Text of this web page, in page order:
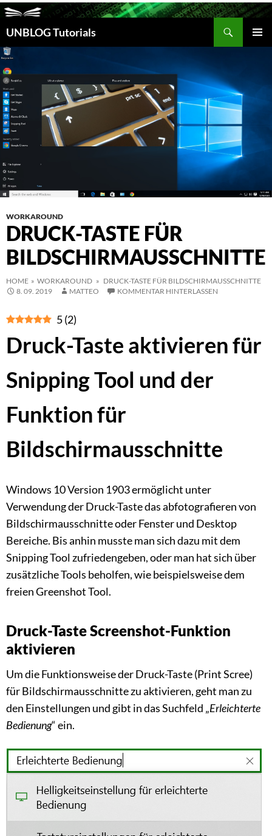
UNBLOG Tutorials
Suchen
INHALT
SPRINGEN
WORKAROUND
DRUCK-TASTE FÜR
BILDSCHIRMAUSSCHNITTE
HOME » WORKAROUND » DRUCK-TASTE FÜR BILDSCHIRMAUSSCHNITTE
8. 09. 2019
MATTEO KOMMENTAR HINTERLASSEN
5(2)
Druck-Taste aktivieren für
Snipping Tool und der
Funktion für
Bildschirmausschnitte
Windows 10 Version 1903 ermöglicht unter
Verwendung der Druck-Taste das abfotografieren von
Bildschirmausschnitte oder Fenster und Desktop
Bereiche. Bis anhin musste man sich dazu mit dem
Snipping Tool zufriedengeben, oder man hat sich über
zusätzliche Tools beholfen, wie beispielsweise dem
freien Greenshot Tool.
Druck-Taste Screenshot-Funktion
aktivieren
Um die Funktionsweise der Druck-Taste (Print Scree)
für Bildschirmausschnitte zu aktivieren, geht man zu
den Einstellungen und gibt in das Suchfeld „Erleichterte
Bedienung“ ein.